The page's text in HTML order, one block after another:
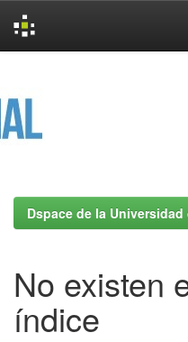
Dspace de la Universidad
No existen
índice